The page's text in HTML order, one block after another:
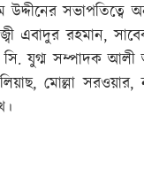
সভাপতিত্বে
এবাদুর রহমান,
সি. যুগ্ম সম্পাদক
মোল্লা